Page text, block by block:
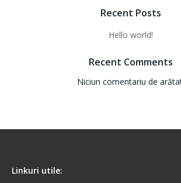
Recent Posts
Hello world!
Recent Comments
Niciun comentariu de
Linkuri utile: